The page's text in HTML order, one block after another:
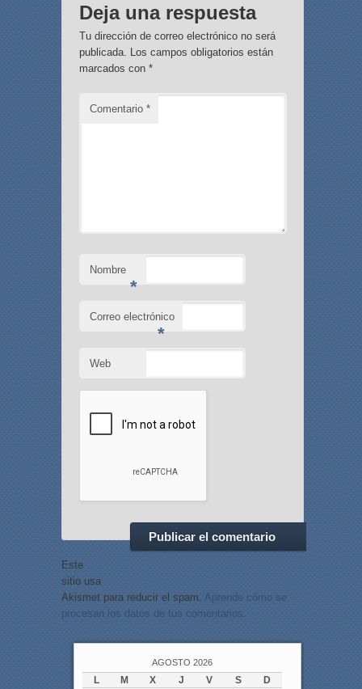
Deja una respuesta
Tu dirección de correo electrónico no será
publicada. Los campos obligatorios están
marcados con *
Comentario *
Nombre
*
Correo electrónico
*
Web
Este
sitio usa
Akismet para reducir el spam. Aprende cómo se
procesan los datos de tus comentarios.
AGOSTO 2026
L M X J V S
D